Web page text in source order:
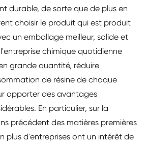
durable, de sorte que de plus en
choisir le produit qui est produit
un emballage meilleur, solide et
chimique quotidienne
grande quantité, réduire
de résine de chaque
apporter des avantages
En particulier, sur la
précédent des matières premières
plus d'entreprises ont un intérêt de